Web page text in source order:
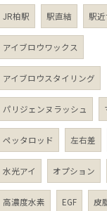
JR柏駅 駅直結 駅
アイブロウワックス
アイブロウスタイリング
パリジェンヌラッシュ
ペッタロッド 左右差
水光アイ オプション
高濃度水素 EGF 皮